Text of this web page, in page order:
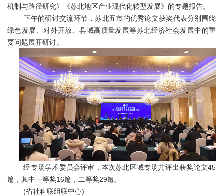
机制与路径研究》《苏北地区产业现代化转型发展》的专题报告。
下午的研讨交流环节，苏北五市的优秀论文获奖代表分别围绕
绿色发展、对外开放、县域高质量发展等苏北经济社会发展中的重
要问题展开研讨。
经专场学术委员会评审，本次苏北区域专场共评出获奖论文45
篇，其中一等奖16篇，二等奖29篇。
(省社科联组联中心)